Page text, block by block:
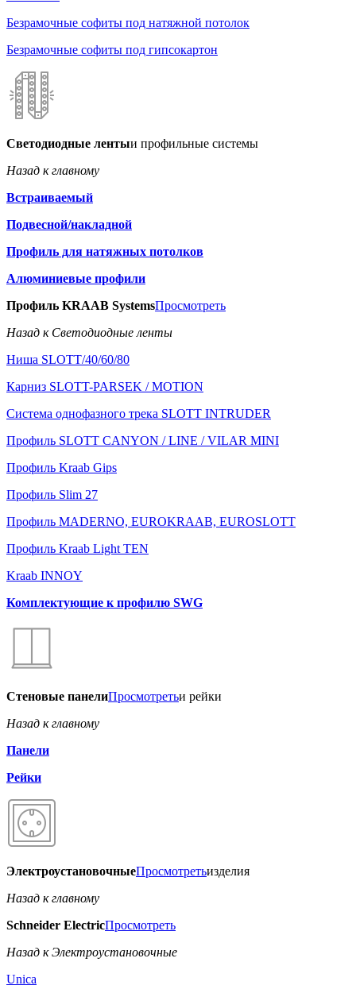
Безрамочные софиты под натяжной потолок
Безрамочные софиты под гипсокартон
Светодиодные лентыи профильные системы
Назад к главному
Встраиваемый
Подвесной/накладной
Профиль для натяжных потолков
Алюминиевые профили
Профиль KRAAB SystemsПросмотреть
Назад к Светодиодные ленты
Ниша SLOTT/40/60/80
Карниз SLOTT-PARSEK / MOTION
Система однофазного трека SLOTT INTRUDER
Профиль SLOTT CANYON / LINE / VILAR MINI
Профиль Kraab Gips
Профиль Slim 27
Профиль MADERNO, EUROKRAAB, EUROSLOTT
Профиль Kraab Light TEN
Kraab INNOY
Комплектующие к профилю SWG
Стеновые панелиПросмотретьи рейки
Назад к главному
Панели
Рейки
ЭлектроустановочныеПросмотретьизделия
Назад к главному
Schneider ElectricПросмотреть
Назад к Электроустановочные
Unica